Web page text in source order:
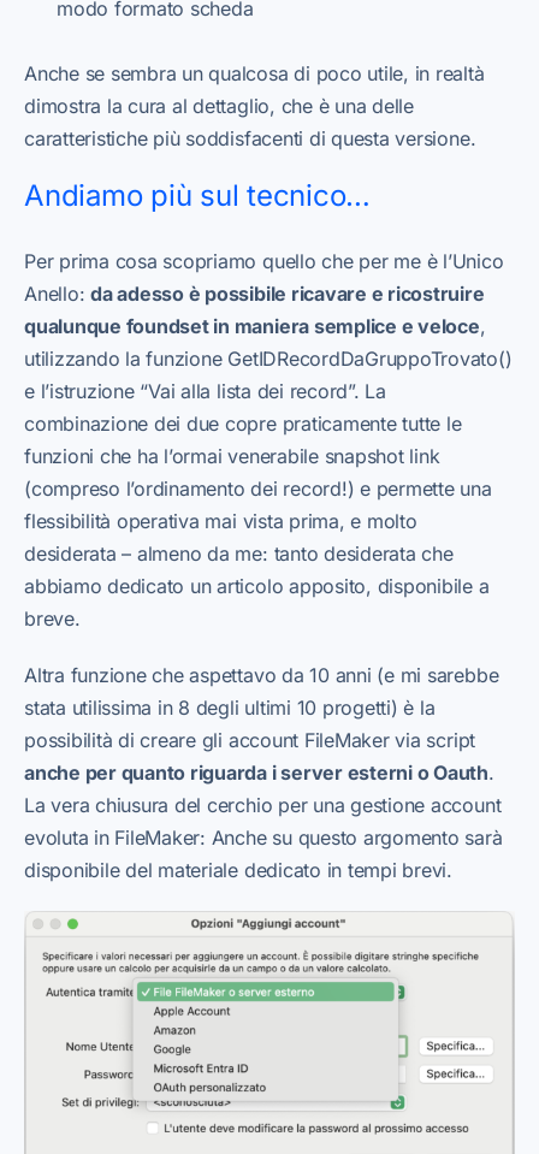
modo formato scheda
Anche se sembra un qualcosa di poco utile, in realtà
dimostra la cura al dettaglio, che è una delle
caratteristiche più soddisfacenti di questa versione.
Andiamo più sul tecnico…
Per prima cosa scopriamo quello che per me è l’Unico
Anello:da adesso è possibile ricavare e ricostruire
qualunque foundset in maniera semplice e veloce,
utilizzando la funzione GetIDRecordDaGruppoTrovato()
e l’istruzione “Vai alla lista dei record”. La
combinazione dei due copre praticamente tutte le
funzioni che ha l’ormai venerabile snapshot link
(compreso l’ordinamento dei record!) e permette una
flessibilità operativa mai vista prima, e molto
desiderata – almeno da me: tanto desiderata che
abbiamo dedicato un articolo apposito, disponibile a
breve.
Altra funzione che aspettavo da 10 anni (e mi sarebbe
stata utilissima in 8 degli ultimi 10 progetti) è la
possibilità di creare gli account FileMaker via script
anche per quanto riguarda i server esterni o Oauth.
La vera chiusura del cerchio per una gestione account
evoluta in FileMaker: Anche su questo argomento sarà
disponibile del materiale dedicato in tempi brevi.